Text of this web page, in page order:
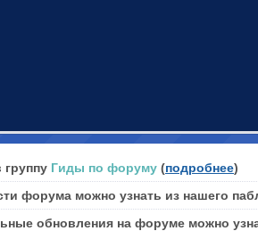
группу Гиды по форуму (подробнее)
форума можно узнать из нашего
обновления на форуме можно